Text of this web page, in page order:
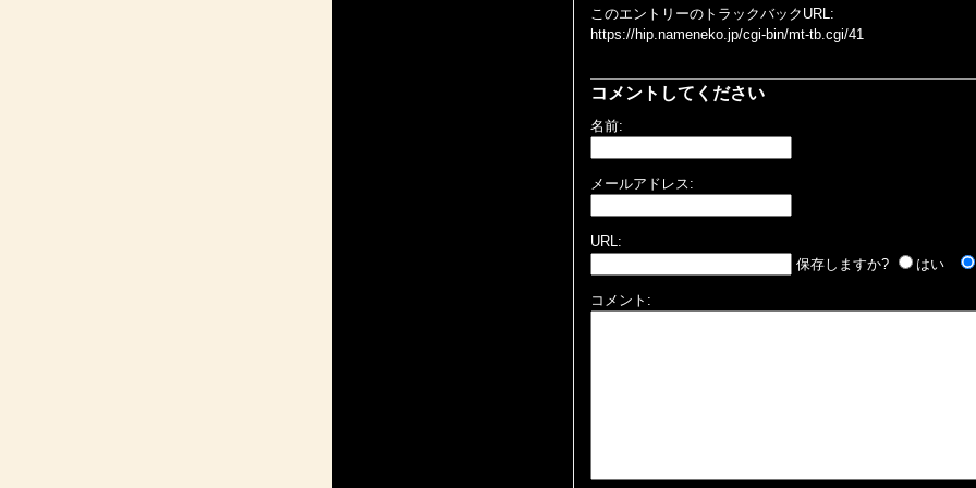
このエントリーのトラックバックURL:
https://hip.nameneko.jp/cgi-bin/mt-tb.cgi/41
コメントしてください
名前:
メールアドレス:
URL:
保存しますか?
はい
コメント: